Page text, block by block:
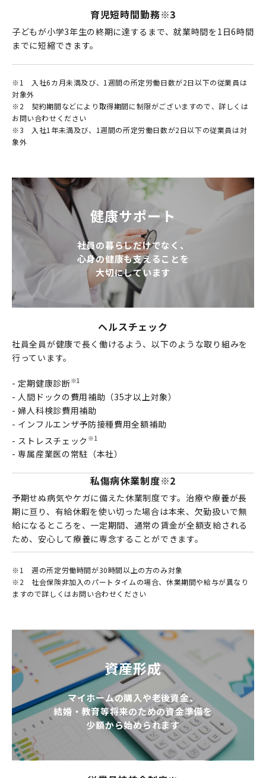
育児短時間勤務※3
子どもが小学3年生の終期に達するまで、就業時間を1日6時間
までに短縮できます。
※1
入社6カ月未満及び、1週間の所定労働日数が2日以下の従業員は
対象外
※2
契約期間などにより取得期間に制限がございますので、詳しくは
お問い合わせください
※3
入社1年未満及び、1週間の所定労働日数が2日以下の従業員は対
象外
健康サポート
社員の暮らしだけでなく、
心身の健康も支えることを
大切にしています
ヘルスチェック
社員全員が健康で⾧く働けるよう、以下のような取り組みを
行っています。
- 定期健康診断※1
- 人間ドックの費用補助（35才以上対象）
- 婦人科検診費用補助
- インフルエンザ予防接種費用全額補助
- ストレスチェック ※1
- 専属産業医の常駐（本社）
私傷病休業制度※2
予期せぬ病気やケガに備えた休業制度です。治療や療養が長
期に亘り、有給休暇を使い切った場合は本来、欠勤扱いで無
給になるところを、一定期間、通常の賃金が全額支給される
ため、安心して療養に専念することができます。
※1
週の所定労働時間が30時間以上の方のみ対象
※2
社会保険非加入のパートタイムの場合、休業期間や給与が異なり
ますので詳しくはお問い合わせください
資産形成
マイホームの購入や老後資金、
結婚・教育等将来のための資金準備を
少額から始められます